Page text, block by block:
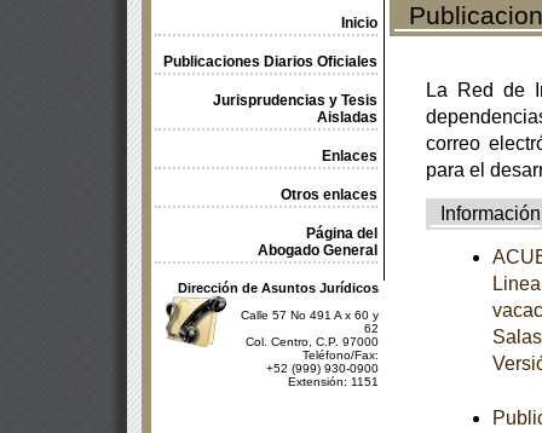
Inicio
Publicaciones Diarios Oficiales
Jurisprudencias y Tesis
Aisladas
Enlaces
Otros enlaces
Página del
Abogado General
Dirección de Asuntos Jurídicos
Calle 57 No 491 A x 60 y
62
Col. Centro, C.P. 97000
Teléfono/Fax:
+52 (999) 930-0900
Extensión: 1151
La Red de
correo
para el
Información